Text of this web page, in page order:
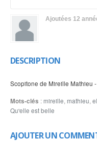
Ajoutées 12
DESCRIPTION
Scopitone de Mireille Mathieu
Mots-clés :mireille, mathieu,
Qu'elle est belle
AJOUTER UN